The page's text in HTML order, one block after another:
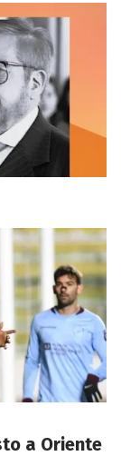
a Oriente